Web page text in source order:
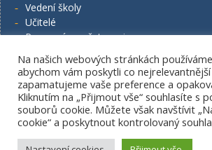
Vedení školy
Učitelé
Provozní zaměstnanci
Volná místa
Napište nám
Copyright. All rights
Na našich webových stránkách
abychom vám poskytli co
zapamatujeme vaše preference a
Kliknutím na „Přijmout vše“ souhlasíte s
souborů cookie. Můžete však navštívit
cookie“ a poskytnout kontrolovaný